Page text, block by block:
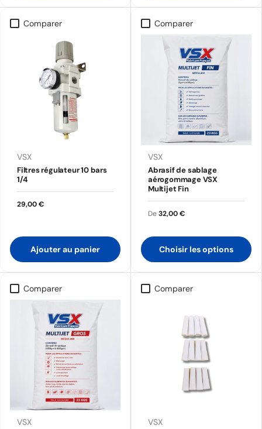
Comparer
VSX
Filtres régulateur 10 bars
1/4
29,00 €
Ajouter au panier
Comparer
VSX
Abrasif de sablage
aérogommage VSX
Multijet Fin
De32,00 €
Choisir les options
Comparer
VSX
Comparer
VSX